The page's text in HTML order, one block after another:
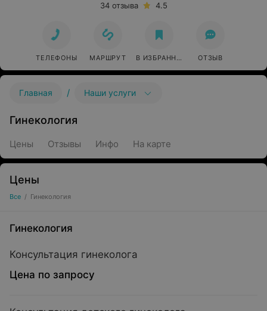
34 отзыва
4.5
ТЕЛЕФОНЫ МАРШРУТ В ИЗБРАННОЕ ОТЗЫВ
Главная / Наши услуги
Гинекология
Цены Отзывы Инфо На карте
Цены
Все / Гинекология
Гинекология
Консультация гинеколога
Цена по запросу